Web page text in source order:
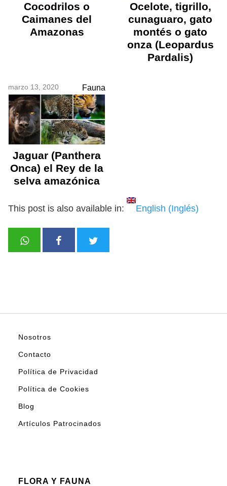
Cocodrilos o
Caimanes del
Amazonas
Ocelote, tigrillo,
cunaguaro, gato
montés o gato
onza (Leopardus
Pardalis)
marzo 13, 2020 Fauna
Jaguar (Panthera
Onca) el Rey de la
selva amazónica
This post is also available in: English (Inglés)
Nosotros
Contacto
Política de Privacidad
Política de Cookies
Blog
Artículos Patrocinados
FLORA Y FAUNA